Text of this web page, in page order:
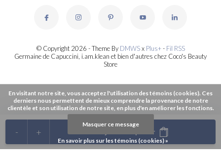
+
- Ajouter au panier
© Copyright 2026 - Theme By DMWSx Plus+- Fil RSS
Germaine de Capuccini, i.am.klean et bien d'autres chez Coco's Beauty
Store
En visitant notre site, vous acceptez l'utilisation des témoins (cookies). Ces
derniers nous permettent de mieux comprendre la provenance de notre
clientèle et son utilisation de notre site, en plus d'en améliorer les fonctions.
Masquer ce message
En savoir plus sur les témoins (cookies) »